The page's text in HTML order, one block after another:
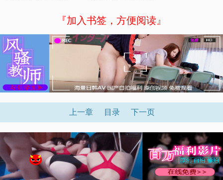
『加入书签，方便阅读』
上一章 目录 下一页